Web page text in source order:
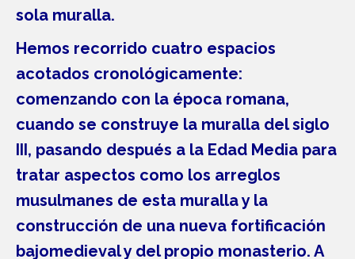
sola muralla.
Hemos recorrido cuatro espacios
acotados cronológicamente:
comenzando con la época romana,
cuando se construye la muralla del siglo
III, pasando después a la Edad Media para
tratar aspectos como los arreglos
musulmanes de esta muralla y la
construcción de una nueva fortificación
bajomedieval y del propio monasterio. A